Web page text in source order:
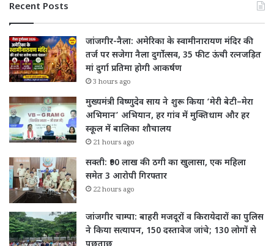
Recent Posts
जांजगीर-नैला: अमेरिका के स्वामीनारायण मंदिर की
तर्ज पर सजेगा नैला दुर्गोत्सव, 35 फीट ऊंची रत्नजड़ित
मां दुर्गा प्रतिमा होगी आकर्षण
3 hours ago
मुख्यमंत्री विष्णुदेव साय ने शुरू किया ‘मेरी बेटी–मेरा
अभिमान’ अभियान, हर गांव में मुक्तिधाम और हर
स्कूल में बालिका शौचालय
21 hours ago
सक्ती: ₹90 लाख की ठगी का खुलासा, एक महिला
समेत 3 आरोपी गिरफ्तार
22 hours ago
जांजगीर चाम्पा: बाहरी मजदूरों व किरायेदारों का पुलिस
ने किया सत्यापन, 150 दस्तावेज जांचे; 130 लोगों से